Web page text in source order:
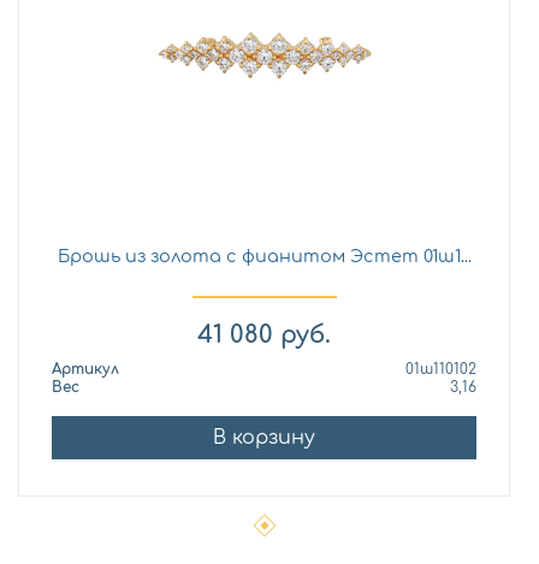
Брошь из золота с фианитом Эстет 01ш1...
41 080 руб.
Артикул
01ш110102
Вес
3,16
В корзину